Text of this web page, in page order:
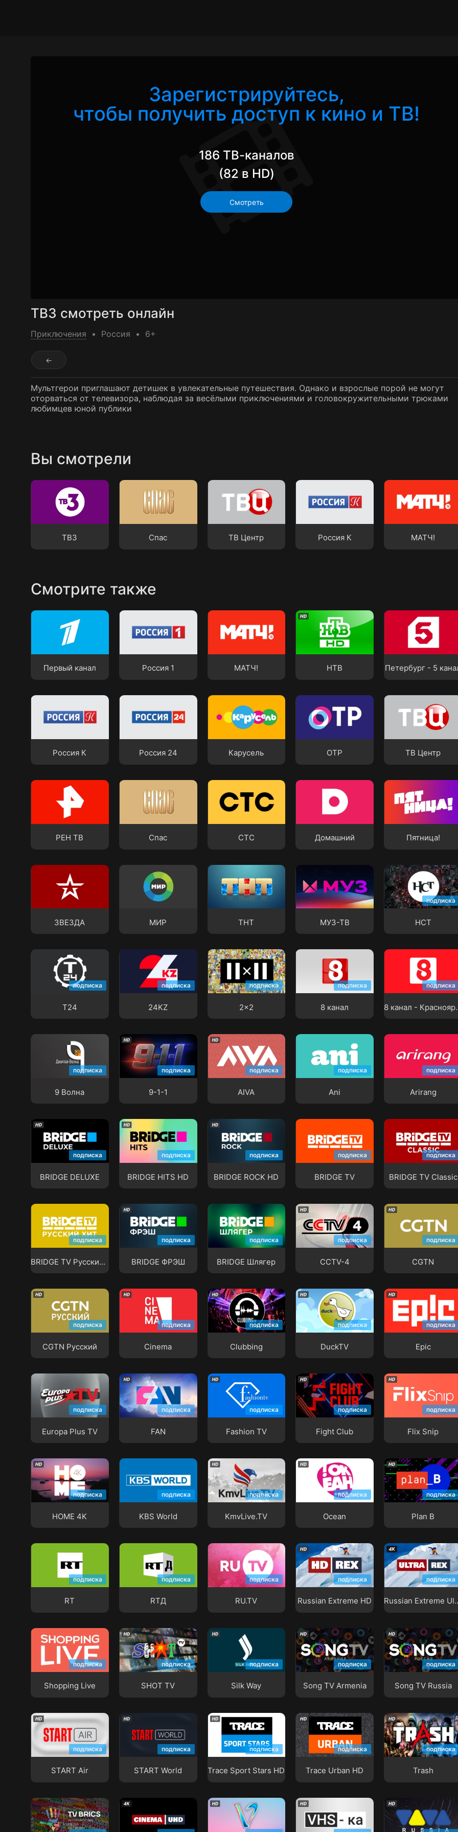
Зарегистрируйтесь,
чтобы получить доступ к кино и ТВ!
186 ТВ-каналов
(82 в HD)
Смотреть
ТВ3 смотреть онлайн
Приключения Россия 6+
←
Мультгерои приглашают детишек в увлекательные путешествия. Однако и взрослые порой не могут
оторваться от телевизора, наблюдая за весёлыми приключениями и головокружительными трюками
любимцев юной публики
Вы смотрели
ТВ3 Спас ТВ Центр Россия К МАТЧ!
Смотрите также
Первый канал
Первый канал Россия 1 МАТЧ! НТВ
Петербург - 5
канал
Петербург - 5
Россия К Россия 24
Карусель
Карусель
ОТР
ОТР ТВ Центр
РЕН ТВ Спас СТС
Домашний
Домашний
Пятница!
Пятница!
ЗВЕЗДА
ЗВЕЗДА МИР ТНТ
МУЗ-ТВ
МУЗ-ТВ
подписка
НСТ
НСТ
подписка
Т24
подписка
24KZ
24KZ
подписка
2x2
2x2
подписка
8 канал
8 канал
подписка
8 канал -
Красноярск
8
подписка
9 Волна
подписка
9-1-1
9-1-1
подписка
AIVA
подписка
Ani
подписка
Arirang
подписка
BRIDGE DELUXE
BRIDGE DELUXE
подписка
BRIDGE HITS HD
BRIDGE HITS HD
подписка
BRIDGE ROCK HD
BRIDGE ROCK HD
подписка
BRIDGE TV
BRIDGE TV
подписка
BRIDGE TV
BRIDGE TV Classic
подписка
BRIDGE TV
Русский Хит
BRIDGE TV Русский Хит
подписка
BRIDGE ФРЭШ
BRIDGE ФРЭШ
подписка
BRIDGE Шлягер
BRIDGE Шлягер
подписка
CCTV-4
CCTV-4
подписка
CGTN
подписка
CGTN Русский
CGTN Русский
подписка
Cinema
Cinema
подписка
Clubbing
Clubbing
подписка
DuckTV
DuckTV
подписка
Epic
подписка
Europa Plus TV
Europa Plus TV
подписка
FAN
FAN
подписка
Fashion TV
Fashion TV
подписка
Fight Club
Fight Club
подписка
Flix Snip
подписка
HOME 4K
HOME 4K
подписка
KBS World
KBS World
подписка
KmvLive.TV
KmvLive.TV
подписка
Ocean
подписка
Plan B
Plan B
подписка
RT
подписка
RTД
подписка
RU.TV
RU.TV
подписка
Russian Extreme
HD
Russian Extreme HD
подписка
Russian Extreme
Ultra
подписка
Shopping Live
Shopping Live
подписка
SHOT TV
SHOT TV
подписка
Silk Way
Silk Way
подписка
Song TV Armenia
Song TV Armenia
подписка
Song TV Russia
Song TV Russia
подписка
START Air
START Air
подписка
START World
START World
подписка
Trace Sport Stars
Trace Sport Stars HD
подписка
Trace Urban HD
Trace Urban HD
подписка
Trash
Trash